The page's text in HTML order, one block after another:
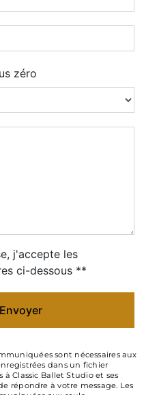
zéro
j'accepte les
ci-dessous **
Envoyer
sont nécessaires aux
dans un fichier
à Classic Ballet Studio et ses
répondre à votre message. Les